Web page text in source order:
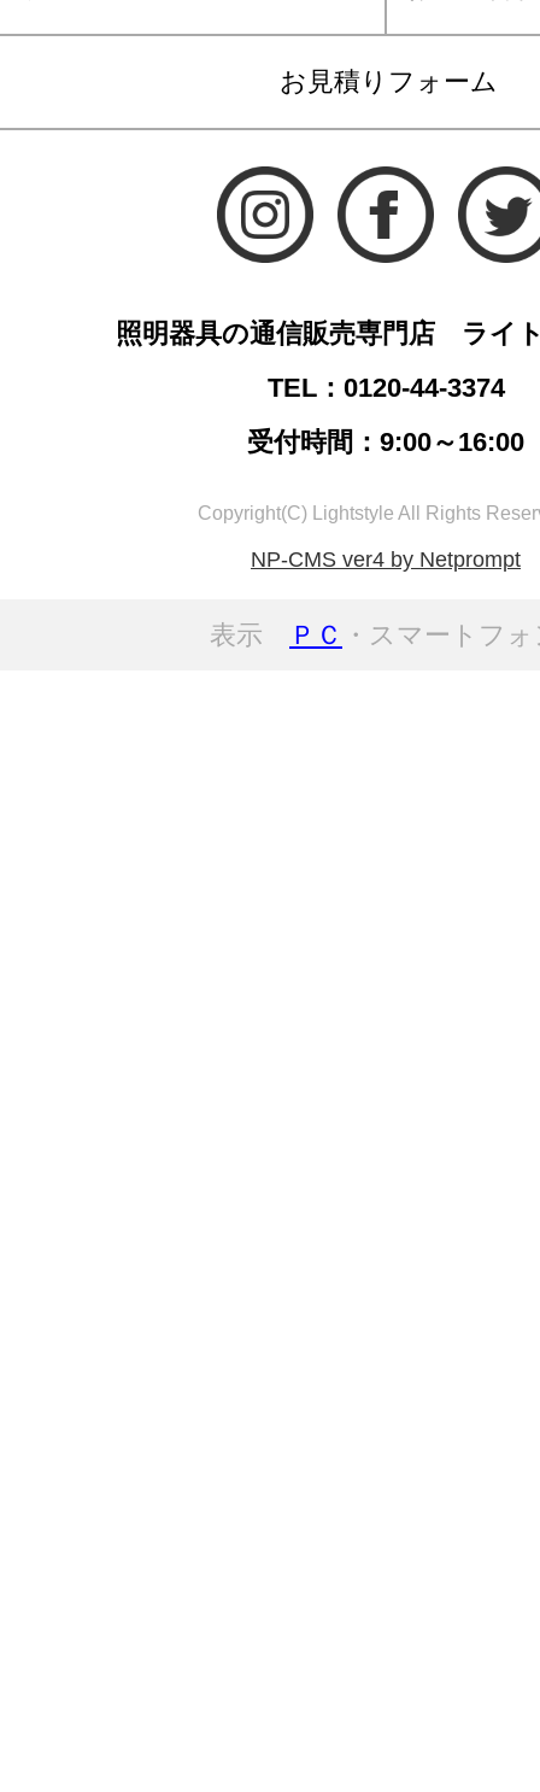
お見積りフォーム
照明器具の通信販売専門店 ライ
TEL：0120-44-3374
受付時間：9:00～16:00
Copyright(C) Lightstyle All Rights
NP-CMS ver4 by Netprompt
表示 ＰＣ ・スマートフ